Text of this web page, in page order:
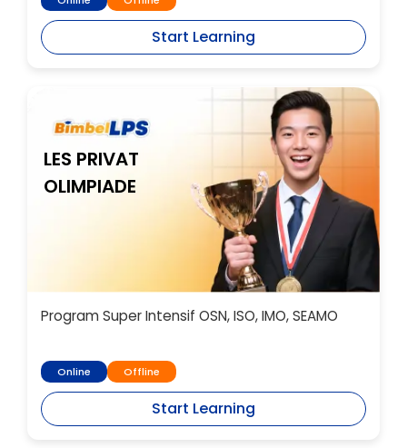
Start Learning
LES PRIVAT
OLIMPIADE
Program Super Intensif OSN, ISO, IMO, SEAMO
Online Offline
Start Learning